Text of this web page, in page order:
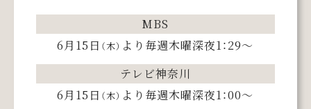
映画 アナウンサー
グッズ
EN 検索 番組表
MBS
6月15日 （木） より 毎週木曜深夜1：29～
テレビ神奈川
6月15日 （木） より 毎週木曜深夜1：00～